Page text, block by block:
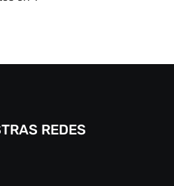
REDES